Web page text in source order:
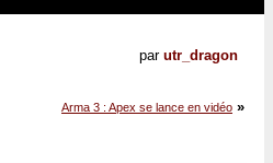
par utr_dragon
Arma 3 : Apex se lance en vidéo »